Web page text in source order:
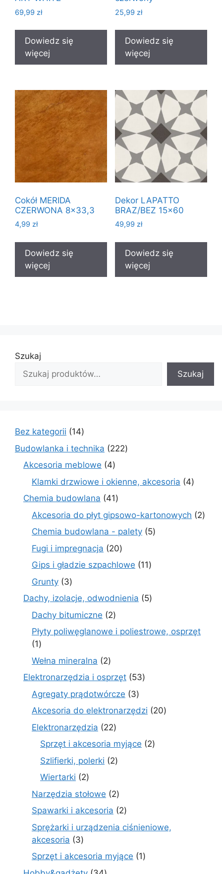
69,99 zł
Dowiedz się
więcej
25,99 zł
Dowiedz się
więcej
Cokół MERIDA
CZERWONA 8×33,3
4,99 zł
Dowiedz się
więcej
Dekor LAPATTO
BRAZ/BEZ 15×60
49,99 zł
Dowiedz się
więcej
Szukaj
Szukaj
Bez kategorii 1414
produktów
Budowlanka i technika 222222
Akcesoria meblowe 44
produkty
Klamki drzwiowe i okienne, akcesoria 44
Chemia budowlana 4141
produktów
Akcesoria do płyt gipsowo-kartonowych 22
Chemia budowlana - palety 55
Fugi i impregnacja 2020
produktów
Gips i gładzie szpachlowe 1111
Grunty 33
produkty
Dachy, izolacje, odwodnienia 55
Dachy bitumiczne 22
produkty
Płyty poliwęglanowe i poliestrowe, osprzęt
11
produkt
Wełna mineralna 22
produkty
Elektronarzędzia i osprzęt 5353
Agregaty prądotwórcze 33
produkty
Akcesoria do elektronarzędzi 2020
Elektronarzędzia 2222
produkty
Sprzęt i akcesoria myjące 22
Szlifierki, polerki 22
Wiertarki 22
produkty
Narzędzia stołowe 22
produkty
Spawarki i akcesoria 22
produkty
Sprężarki i urządzenia ciśnieniowe,
akcesoria
33
produkty
Sprzęt i akcesoria myjące 11